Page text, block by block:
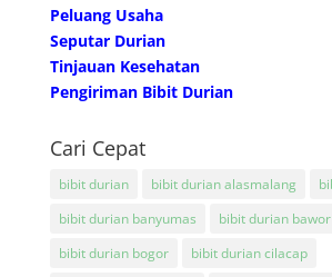
Peluang Usaha
Seputar Durian
Tinjauan Kesehatan
Pengiriman Bibit Durian
Cari Cepat
bibit durian bibit durian alasmalang
bibit durian banyumas
bibit durian bawor
bibit durian bogor
bibit durian cilacap